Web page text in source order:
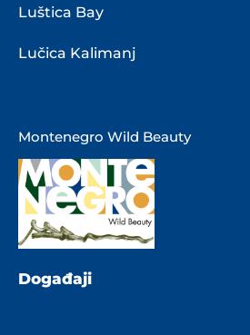
Luštica Bay
Lučica Kalimanj
Montenegro Wild Beauty
Događaji